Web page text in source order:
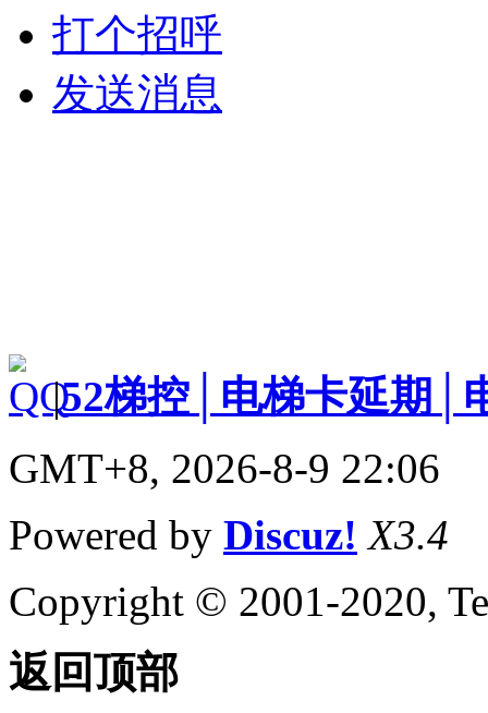
打个招呼
发送消息
|52梯控│电梯卡延期│
GMT+8, 2026-8-9 22:06
Powered by Discuz! X3.4
Copyright © 2001-2020,
返回顶部